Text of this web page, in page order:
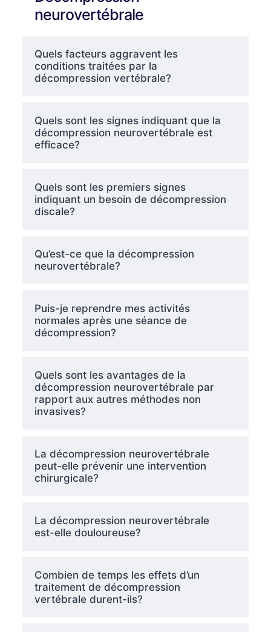
neurovertébrale
Quels facteurs aggravent les
conditions traitées par la
décompression vertébrale?
Quels sont les signes indiquant que la
décompression neurovertébrale est
efficace?
Quels sont les premiers signes
indiquant un besoin de décompression
discale?
Qu’est-ce que la décompression
neurovertébrale?
Puis-je reprendre mes activités
normales après une séance de
décompression?
Quels sont les avantages de la
décompression neurovertébrale par
rapport aux autres méthodes non
invasives?
La décompression neurovertébrale
peut-elle prévenir une intervention
chirurgicale?
La décompression neurovertébrale
est-elle douloureuse?
Combien de temps les effets d’un
traitement de décompression
vertébrale durent-ils?